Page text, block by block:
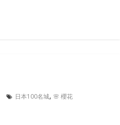
日本100名城, 🌸 櫻花